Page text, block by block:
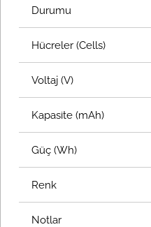
Durumu
Hücreler (Cells)
Voltaj (V)
Kapasite (mAh)
Güç (Wh)
Renk
Notlar